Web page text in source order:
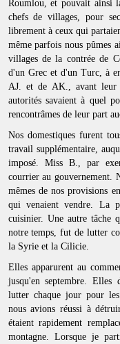
Roumlou, et pouvait ainsi
chefs de villages, pour
librement à ceux qui
même parfois nous pûmes
villages de la contrée de
d'un Grec et d'un Turc, à
AJ. et de AK., avant leur
autorités savaient à quel
rencontrâmes de leur part
Nos domestiques furent
travail supplémentaire,
imposé. Miss B., par
courrier au gouvernement.
mêmes de nos provisions
qui venaient vendre. La
cuisinier. Une autre tâche
notre temps, fut de lutter
la Syrie et la Cilicie.
Elles apparurent au
jusqu'en septembre. Elles
lutter chaque jour pour les
nous avions réussi à
étaient rapidement
montagne. Lorsque je